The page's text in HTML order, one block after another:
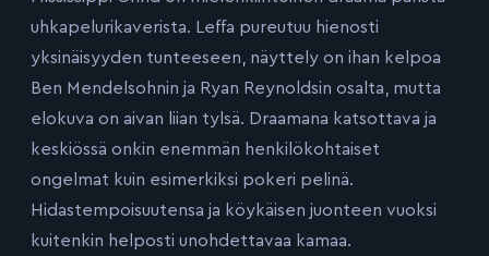
uhkapelurikaverista. Leffa pureutuu hienosti
yksinäisyyden tunteeseen, näyttely on ihan kelpoa
Ben Mendelsohnin ja Ryan Reynoldsin osalta, mutta
elokuva on aivan liian tylsä. Draamana katsottava ja
keskiössä onkin enemmän henkilökohtaiset
ongelmat kuin esimerkiksi pokeri pelinä.
Hidastempoisuutensa ja köykäisen juonteen vuoksi
kuitenkin helposti unohdettavaa kamaa.